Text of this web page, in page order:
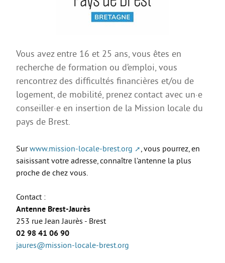
Créer mon projet
Créer mon entreprise
EMPLOI
Préparer sa candidature
Qui peut m’accompagner ?
Les offres
ETUDES / FORMATION
L’orientation
Les stages
L’alternance
Vous avez entre 16 et 25 ans, vous êtes en
recherche de formation ou d’emploi, vous
rencontrez des difficultés financières et/ou de
logement, de mobilité, prenez contact avec un·e
conseiller·e en insertion de la Mission locale du
pays de Brest.
Surwww.mission-locale-brest.org
, vous pourrez, en
saisissant votre adresse, connaître l’antenne la plus
proche de chez vous.
Contact :
Antenne Brest-Jaurès
253 rue Jean Jaurès - Brest
02 98 41 06 90
jaures@mission-locale-brest.org